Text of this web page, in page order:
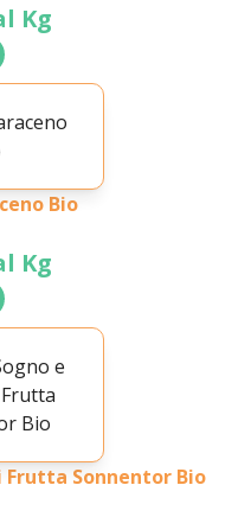
Kg
Bio
Kg
Frutta Sonnentor Bio